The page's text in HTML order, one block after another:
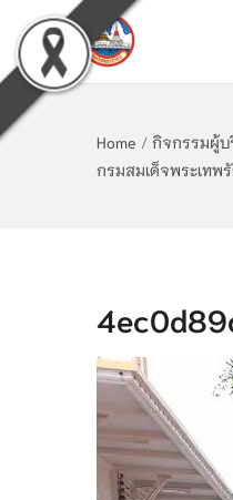
Home / กิจกรรมผู้บ
กรมสมเด็จพระเทพ